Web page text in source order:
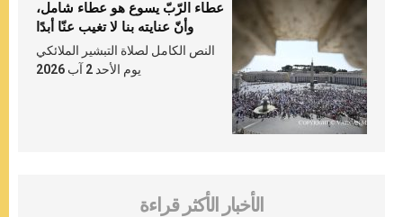
عطاء الرّبّ يسوع هو عطاء شامل،
وأنّ عنايته بنا لا تغيب عنّا أبدًا
النص الكامل لصلاة التبشير الملائكي
يوم الأحد 2 آب 2026
الأخبار الأكثر قراءة